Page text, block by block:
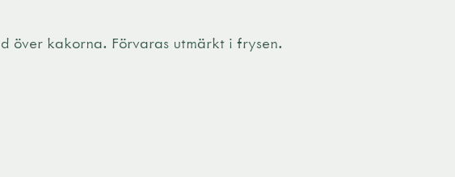
över kakorna. Förvaras utmärkt i frysen.